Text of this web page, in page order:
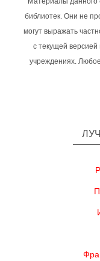
библиотек. Они не
могут выражать
с текущей
учреждениях.